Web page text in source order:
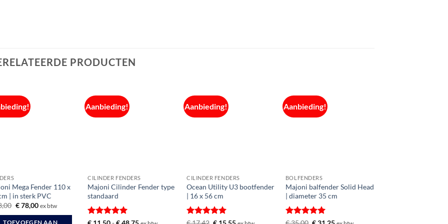
PRODUCTEN
Mega Fender 110 x
| in sterk PVC
Oorspronkelijke
was:
€78,00Huidige
is:
ex btw
TOEVOEGEN AAN
Aanbieding!
CILINDER FENDERS
Majoni Cilinder Fender type
standaard
Gewaardeerd
Aanbieding!
CILINDER FENDERS
Ocean Utility U3 bootfender
| 16 x 56 cm
Gewaardeerd
Aanbieding!
BOLFENDERS
Majoni balfender Solid Head
| diameter 35 cm
Gewaardeerd